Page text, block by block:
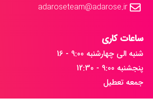
adaroseteam@adarose.ir
ساعات کاری
شنبه الی چهارشنبه 9:00 - 16
پنجشنبه 9:00 - 12:30
جمعه تعطیل